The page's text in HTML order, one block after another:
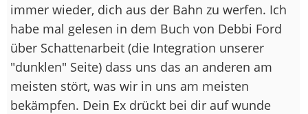
immer wieder, dich aus der Bahn zu werfen. Ich
habe mal gelesen in dem Buch von Debbi Ford
über Schattenarbeit (die Integration unserer
"dunklen" Seite) dass uns das an anderen am
meisten stört, was wir in uns am meisten
bekämpfen. Dein Ex drückt bei dir auf wunde